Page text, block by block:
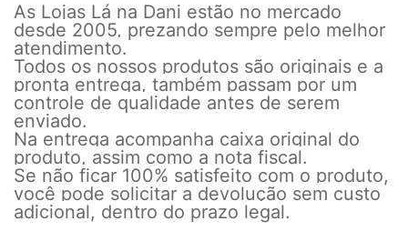
As Lojas Lá na Dani estão no mercado
desde 2005, prezando sempre pelo melhor
atendimento.
Todos os nossos produtos são originais e a
pronta entrega, também passam por um
controle de qualidade antes de serem
enviado.
Na entrega acompanha caixa original do
produto, assim como a nota fiscal.
Se não ficar 100% satisfeito com o produto,
você pode solicitar a devolução sem custo
adicional, dentro do prazo legal.